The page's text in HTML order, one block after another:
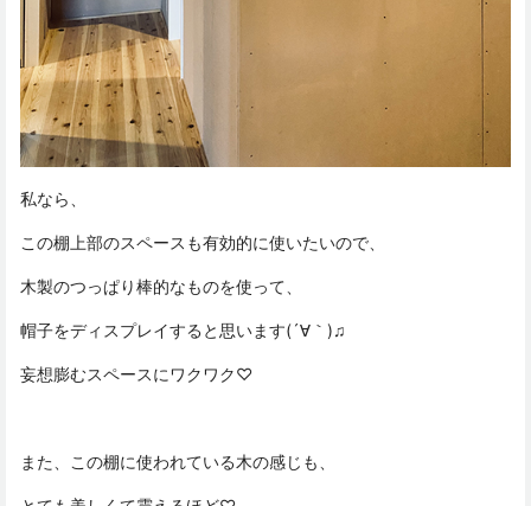
私なら、
この棚上部のスペースも有効的に使いたいので、
木製のつっぱり棒的なものを使って、
帽子をディスプレイすると思います(´∀｀)♫
妄想膨むスペースにワクワク♡
また、この棚に使われている木の感じも、